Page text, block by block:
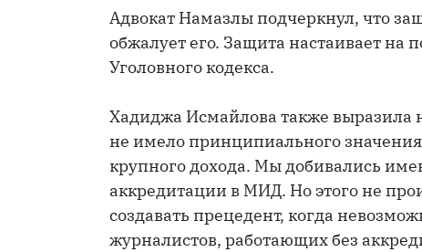
Адвокат Намазлы подчеркнул, что
обжалует его. Защита настаивает на
Уголовного кодекса.
Хадиджа Исмайлова также выразила
не имело принципиального
крупного дохода. Мы добивались
аккредитации в МИД. Но этого не
создавать прецедент, когда
журналистов, работающих без